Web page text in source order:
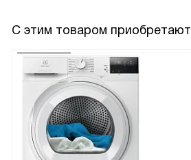
С этим товаром приобретают